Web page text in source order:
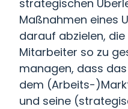
strategischen
Maßnahmen eines
darauf abzielen,
Mitarbeiter so zu
managen, dass
dem (Arbeits-
und seine